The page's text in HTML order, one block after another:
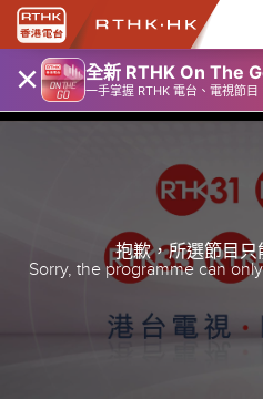
× 全新 RTHK On The
一手掌握 RTHK 電台、電視節目
抱歉，所選節目
Sorry, the programme can